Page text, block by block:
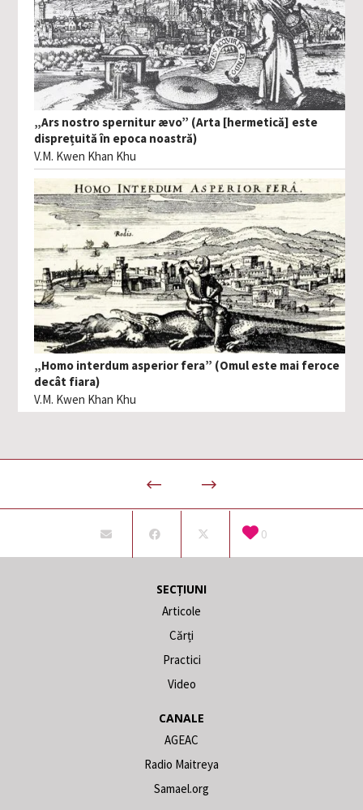
„Ars nostro spernitur ævo” (Arta [hermetică] este
disprețuită în epoca noastră)
V.M. Kwen Khan Khu
„Homo interdum asperior fera” (Omul este mai feroce
decât fiara)
V.M. Kwen Khan Khu
0
SECȚIUNI
Articole
Cărți
Practici
Video
CANALE
AGEAC
Radio Maitreya
Samael.org